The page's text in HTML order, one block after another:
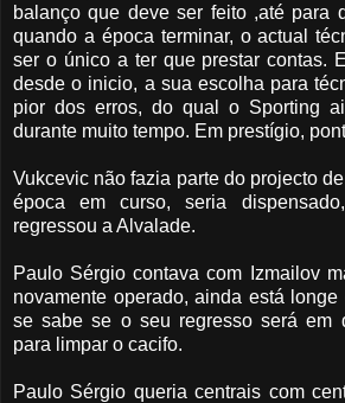
balanço que deve ser feito ,até para
quando a época terminar, o actual
ser o único a ter que prestar contas.
desde o inicio, a sua escolha para
pior dos erros, do qual o Sporting
durante muito tempo. Em prestígio,
Vukcevic não fazia parte do projecto
época em curso, seria
regressou a Alvalade.
Paulo Sérgio contava com Izmailov
novamente operado, ainda está
se sabe se o seu regresso será em
para limpar o cacifo.
Paulo Sérgio queria centrais com